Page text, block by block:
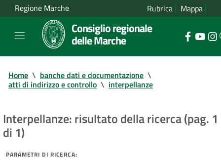
Regione Marche Rubrica Mappa
Consiglio regionale
delle Marche
Home \ banche dati e documentazione \
atti di indirizzo e controllo \ interpellanze
Interpellanze: risultato della ricerca (pag. 1
di 1)
PARAMETRI DI RICERCA: